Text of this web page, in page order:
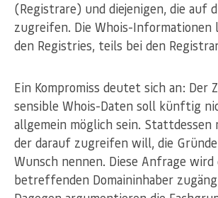
(Registrare) und diejenigen, die auf
zugreifen. Die Whois-Informationen
den Registries, teils bei den
Ein Kompromiss deutet sich an: Der
sensible Whois-Daten soll künftig
allgemein möglich sein. Stattdessen
der darauf zugreifen will, die
Wunsch nennen. Diese Anfrage wird
betreffenden Domaininhaber